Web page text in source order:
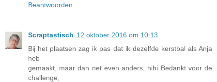
Beantwoorden
Scraptastisch 12 oktober 2016 om 10:13
Bij het plaatsen zag ik pas dat ik dezelfde kerstbal als Anja
heb
gemaakt, maar dan net even anders, hihi Bedankt voor de
challenge,